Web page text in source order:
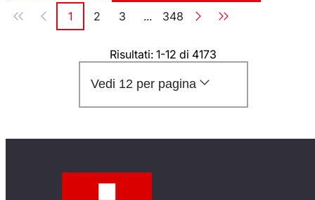
Paginazione
Pagina
1 Pagina
2 Pagina
3 ... Pagina
348
Risultati: 1-12 di 4173
Vedi 12 per pagina